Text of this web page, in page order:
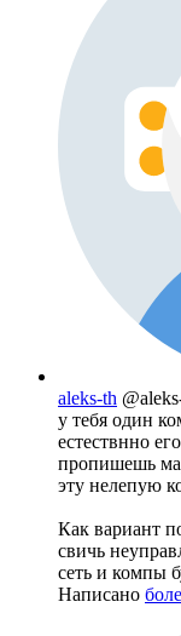
aleks-th
у тебя один
естествнно
пропишешь
эту нелепую
Как вариант
свичь
сеть и компы
Написано